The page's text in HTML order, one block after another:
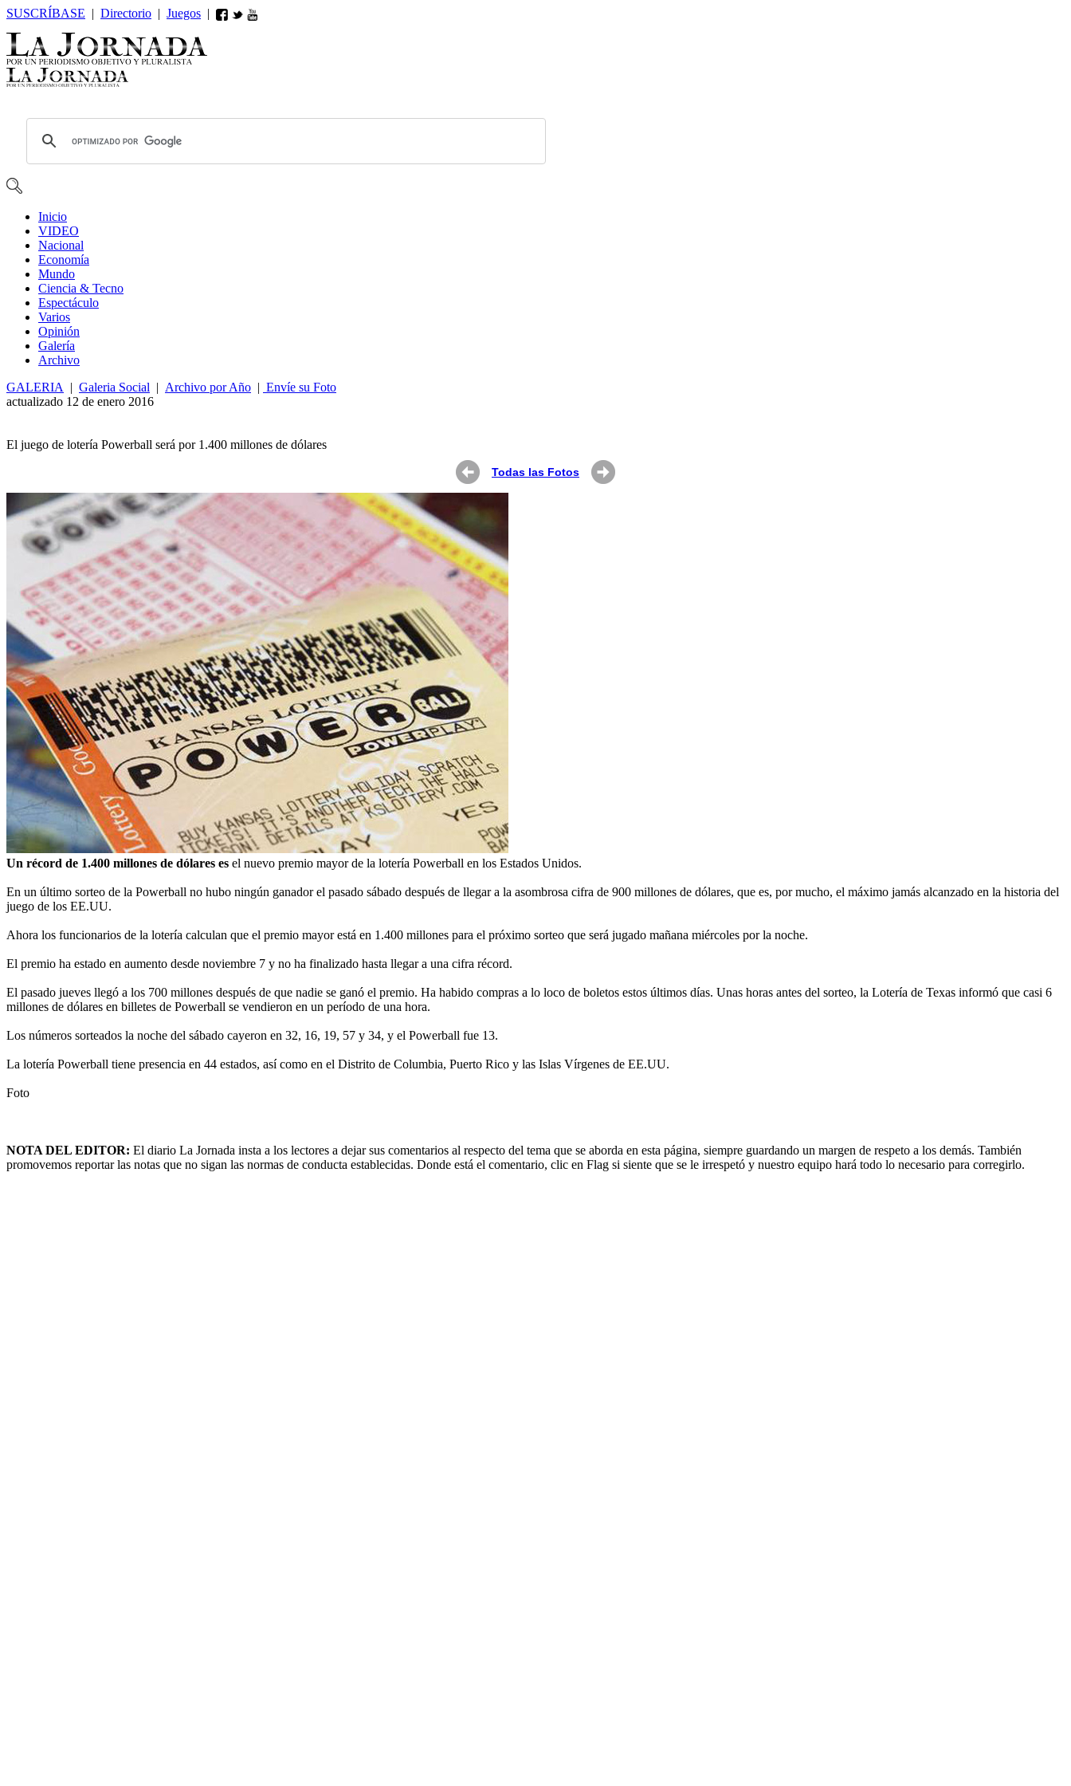
SUSCRÍBASE | Directorio | Juegos |
Inicio
VIDEO
Nacional
Economía
Mundo
Ciencia & Tecno
Espectáculo
Varios
Opinión
Galería
Archivo
GALERIA
| Galeria Social | Archivo por Año | Envíe su Foto
actualizado 12 de enero 2016
El juego de lotería Powerball será por 1.400 millones de dólares
Todas las Fotos
Un récord de 1.400 millones de dólares es el nuevo premio mayor de la lotería Powerball en los Estados Unidos.
En un último sorteo de la Powerball no hubo ningún ganador el pasado sábado después de llegar a la asombrosa cifra de 900 millones de dólares, que es, por mucho, el máximo jamás alcanzado en la historia del
juego de los EE.UU.
Ahora los funcionarios de la lotería calculan que el premio mayor está en 1.400 millones para el próximo sorteo que será jugado mañana miércoles por la noche.
El premio ha estado en aumento desde noviembre 7 y no ha finalizado hasta llegar a una cifra récord.
El pasado jueves llegó a los 700 millones después de que nadie se ganó el premio. Ha habido compras a lo loco de boletos estos últimos días. Unas horas antes del sorteo, la Lotería de Texas informó que casi 6
millones de dólares en billetes de Powerball se vendieron en un período de una hora.
Los números sorteados la noche del sábado cayeron en 32, 16, 19, 57 y 34, y el Powerball fue 13.
La lotería Powerball tiene presencia en 44 estados, así como en el Distrito de Columbia, Puerto Rico y las Islas Vírgenes de EE.UU.
Foto
NOTA DEL EDITOR: El diario La Jornada insta a los lectores a dejar sus comentarios al respecto del tema que se aborda en esta página, siempre guardando un margen de respeto a los demás. También
promovemos reportar las notas que no sigan las normas de conducta establecidas. Donde está el comentario, clic en Flag si siente que se le irrespetó y nuestro equipo hará todo lo necesario para corregirlo.